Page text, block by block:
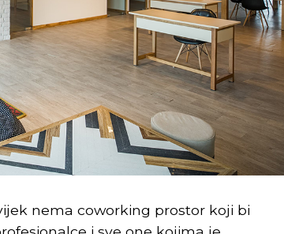
nema coworking prostor koji bi